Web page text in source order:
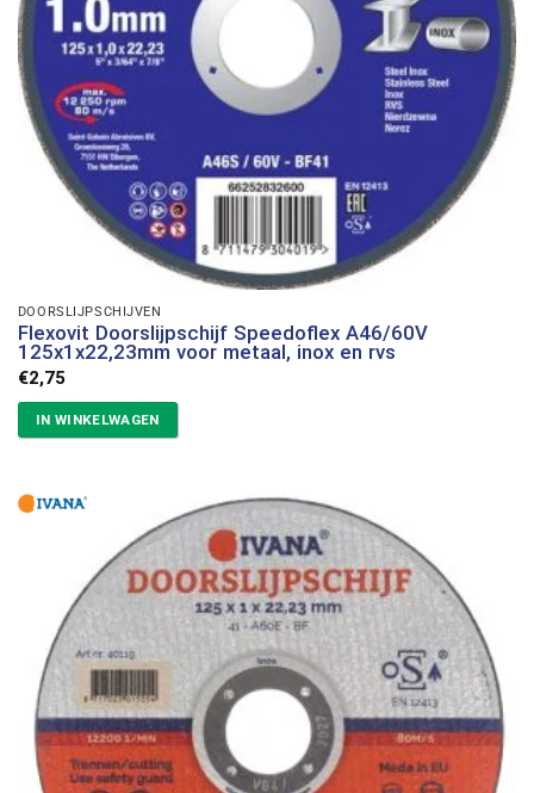
DOORSLIJPSCHIJVEN
Flexovit Doorslijpschijf Speedoflex A46/60V
125x1x22,23mm voor metaal, inox en rvs
€2,75
IN WINKELWAGEN